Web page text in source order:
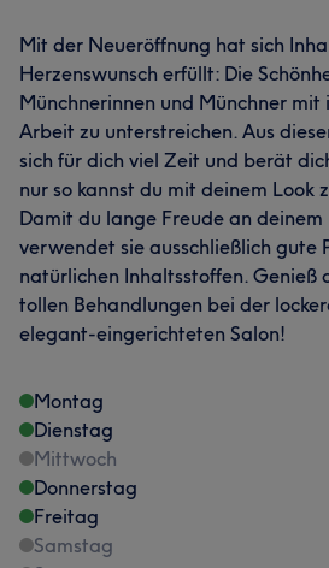
Mit der Neueröffnung hat sich
Herzenswunsch erfüllt: Die
Münchnerinnen und Münchner mit
Arbeit zu unterstreichen. Aus
sich für dich viel Zeit und berät
nur so kannst du mit deinem Look
Damit du lange Freude an deinem
verwendet sie ausschließlich gute
natürlichen Inhaltsstoffen. Genieß
tollen Behandlungen bei der
elegant-eingerichteten Salon!
Montag
Dienstag
Mittwoch
Donnerstag
Freitag
Samstag